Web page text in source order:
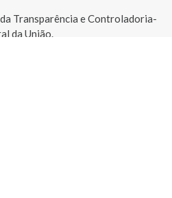
Transparência e Controladoria-
da União.